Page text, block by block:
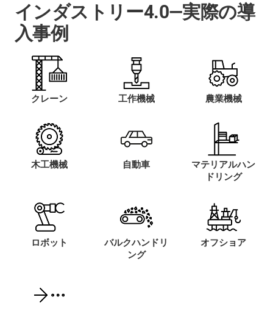
インダストリー4.0―実際の導
入事例
クレーン 工作機械 農業機械
木工機械 自動車
マテリアルハン
ドリング
ロボット
バルクハンドリ
ング
オフショア